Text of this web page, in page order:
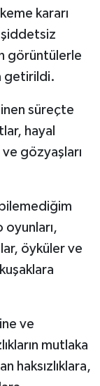
kararı
görüntülerle
getirildi.
süreçte
hayal
ve gözyaşları
öyküler ve
ve
mutlaka
haksızlıklara,